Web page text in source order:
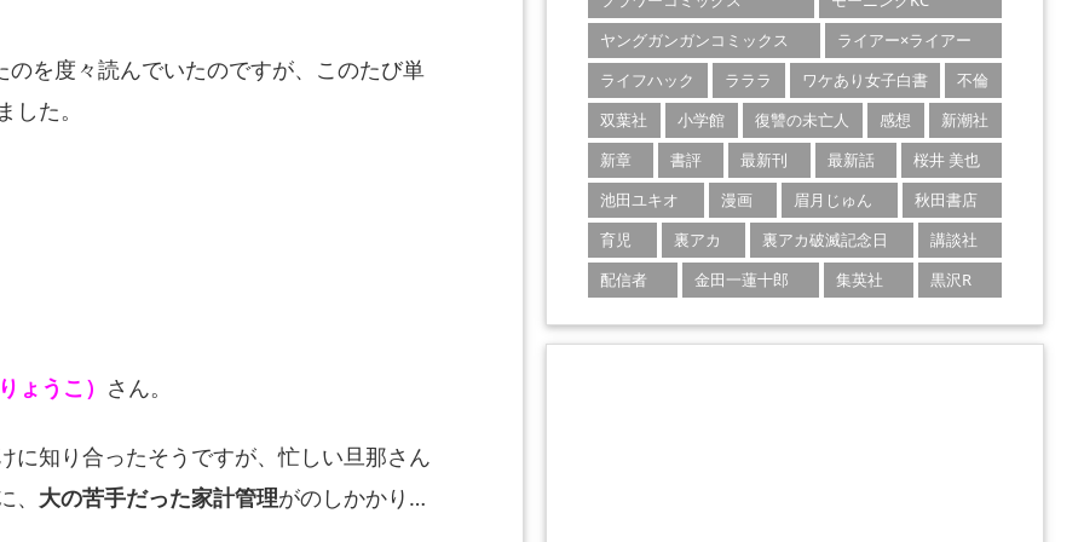
を度々読んでいたのですが、このたび単
た。
ょうこ） さん。
に知り合ったそうですが、忙しい旦那さん
、 大の苦手だった家計管理がのしかかり…
ヤングガンガンコミックス
ライアー×ライアー
ライフハック
ラララ ワケあり女子白書
不倫
双葉社
小学館 復讐の未亡人 感想
新潮社
新章
書評 最新刊 最新話
桜井 美也
池田ユキオ
漫画 眉月じゅん
秋田書店
育児
裏アカ 裏アカ破滅記念日
講談社
配信者
金田一蓮十郎 集英社 黒沢R